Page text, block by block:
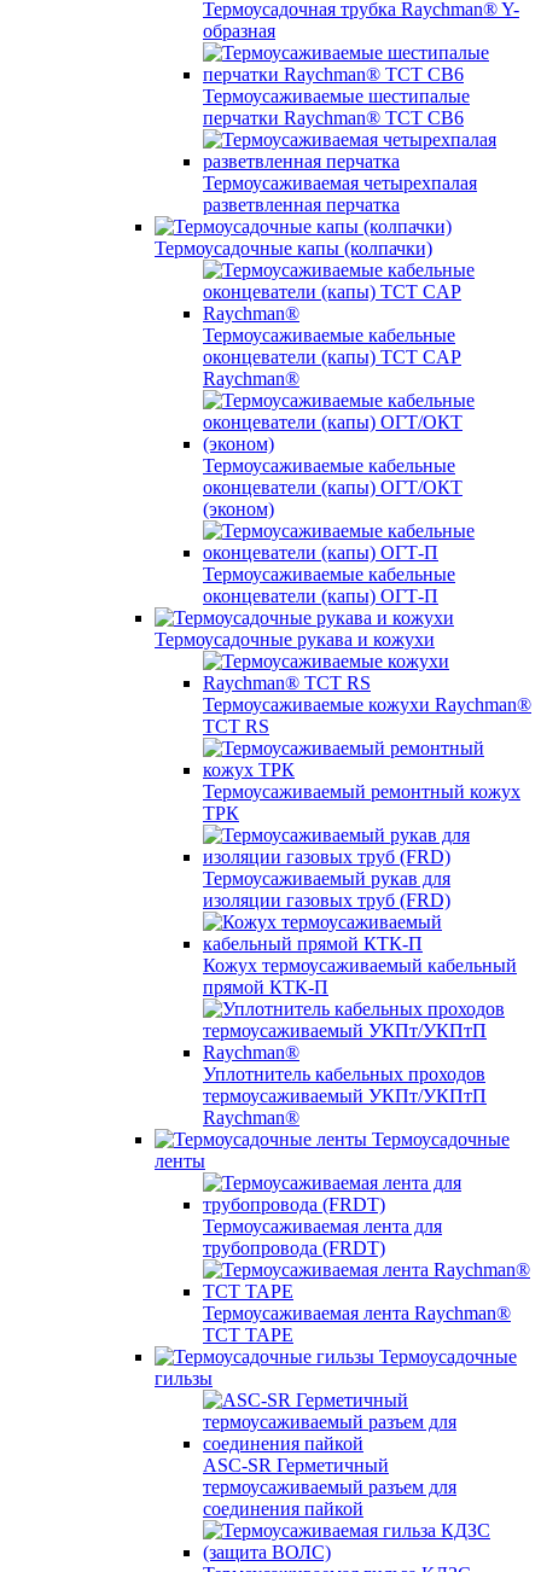
Термоусадочная трубка Raychman® Y-
образная
Термоусаживаемые шестипалые
перчатки Raychman® ТСТ СВ6
Термоусаживаемая четырехпалая
разветвленная перчатка
Термоусадочные капы (колпачки)
Термоусаживаемые кабельные
оконцеватели (капы) ТCT CAP
Raychman®
Термоусаживаемые кабельные
оконцеватели (капы) ОГТ/ОКТ
(эконом)
Термоусаживаемые кабельные
оконцеватели (капы) ОГТ-П
Термоусадочные рукава и кожухи
Термоусаживаемые кожухи Raychman®
TCT RS
Термоусаживаемый ремонтный кожух
ТРК
Термоусаживаемый рукав для
изоляции газовых труб (FRD)
Кожух термоусаживаемый кабельный
прямой КТК-П
Уплотнитель кабельных проходов
термоусаживаемый УКПт/УКПтП
Raychman®
Термоусадочные
ленты
Термоусаживаемая лента для
трубопровода (FRDT)
Термоусаживаемая лента Raychman®
TCT TAPE
Термоусадочные
гильзы
ASC‐SR Герметичный
термоусаживаемый разъем для
соединения пайкой